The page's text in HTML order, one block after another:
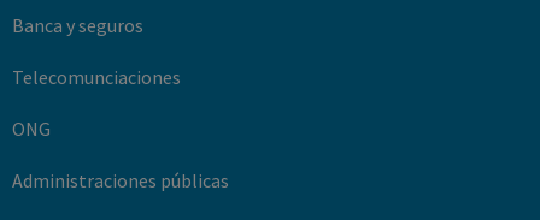
Banca y seguros
Telecomunciaciones
ONG
Administraciones públicas